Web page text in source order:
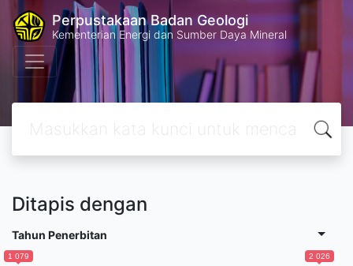
Perpustakaan Badan Geologi
Kementerian Energi dan Sumber Daya Mineral
Ditapis dengan
Tahun Penerbitan
1 079 2 026